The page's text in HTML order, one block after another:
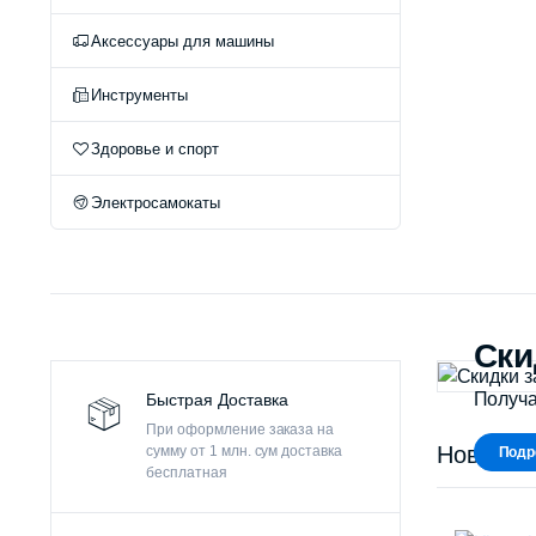
Аксессуары для машины
Инструменты
Здоровье и спорт
Электросамокаты
Быстрая Доставка
При оформление заказа на
сумму от 1 млн. сум доставка
бесплатная
Новые